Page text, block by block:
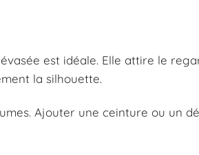
est idéale. Elle attire le
la silhouette.
Ajouter une ceinture ou un